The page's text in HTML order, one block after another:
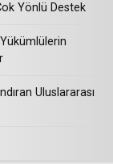
Yönlü Destek
Uluslararası